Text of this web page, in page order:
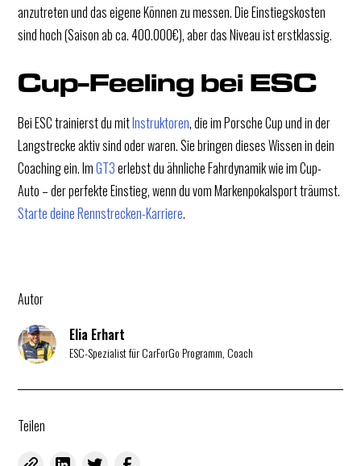
Autor
Elia Erhart
ESC-Spezialist für CarForGo Programm, Coach
Teilen
anzutreten und das eigene Können zu messen. Die Einstiegskosten
sind hoch (Saison ab ca. 400.000€), aber das Niveau ist erstklassig.
Cup-Feeling bei ESC
Bei ESC trainierst du mitInstruktoren, die im Porsche Cup und in der
Langstrecke aktiv sind oder waren. Sie bringen dieses Wissen in dein
Coaching ein. ImGT3erlebst du ähnliche Fahrdynamik wie im Cup-
Auto – der perfekte Einstieg, wenn du vom Markenpokalsport träumst.
Starte deine Rennstrecken-Karriere.